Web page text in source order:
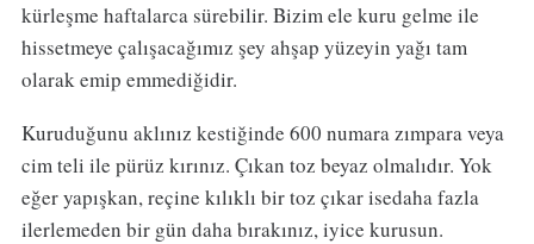
kürleşme haftalarca sürebilir. Bizim ele kuru gelme ile
hissetmeye çalışacağımız şey ahşap yüzeyin yağı tam
olarak emip emmediğidir.
Kuruduğunu aklınız kestiğinde 600 numara zımpara veya
cim teli ile pürüz kırınız. Çıkan toz beyaz olmalıdır. Yok
eğer yapışkan, reçine kılıklı bir toz çıkar isedaha fazla
ilerlemeden bir gün daha bırakınız, iyice kurusun.